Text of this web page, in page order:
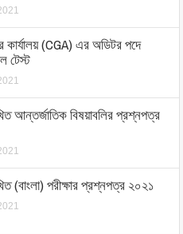
কার্যালয় (CGA) এর অডিটর পদে
টেস্ট
আন্তর্জাতিক বিষয়াবলির প্রশ্নপত্র
(বাংলা) পরীক্ষার প্রশ্নপত্র ২০২১